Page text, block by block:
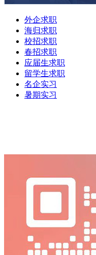
外企求职
海归求职
校招求职
春招求职
应届生求职
留学生求职
名企实习
暑期实习